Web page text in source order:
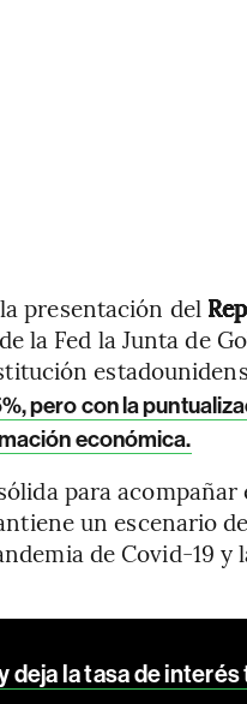
presentación del
la Fed la Junta de
pero con la
económica.
para acompañar
un escenario
de Covid-19 y
la tasa de